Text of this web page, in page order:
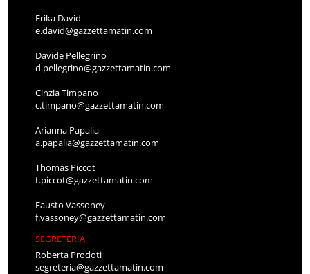
Erika David
e.david@gazzettamatin.com
Davide Pellegrino
d.pellegrino@gazzettamatin.com
Cinzia Timpano
c.timpano@gazzettamatin.com
Arianna Papalia
a.papalia@gazzettamatin.com
Thomas Piccot
t.piccot@gazzettamatin.com
Fausto Vassoney
f.vassoney@gazzettamatin.com
SEGRETERIA
Roberta Prodoti
segreteria@gazzettamatin.com